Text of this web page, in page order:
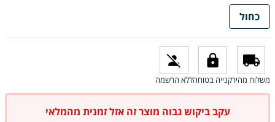
כחול
משלוח מהירקנייה בטוחהללא הרשמה
עקב ביקוש גבוה מוצר זה אזל זמנית מהמלאי